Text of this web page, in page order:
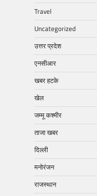
Travel
Uncategorized
उत्तर प्रदेश
एनसीआर
खबर हटके
खेल
जम्मू कश्मीर
ताजा खबर
दिल्ली
मनोरंजन
राजस्थान